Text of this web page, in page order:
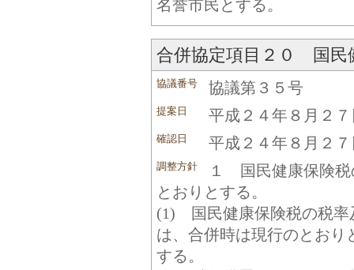
名誉市民とする。
合併協定項目２０ 国民
協議番号 協議第３５号
提案日 平成２４年８月２７
確認日 平成２４年８月２７
調整方針
１ 国民健康保険税
とおりとする。
(1) 国民健康保険税の税率
は、合併時は現行のとおり
する。